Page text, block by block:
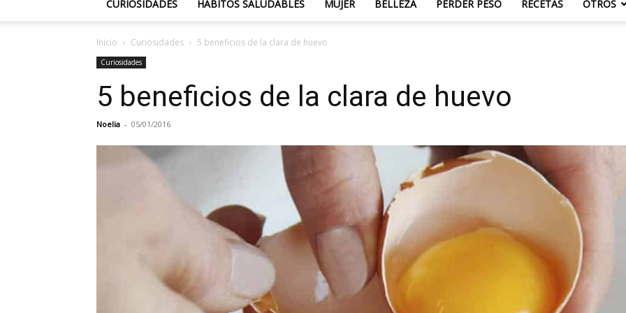
CURIOSIDADES HÁBITOS SALUDABLES MUJER BELLEZA PERDER PESO RECETAS OTROS
Inicio Curiosidades 5 beneficios de la clara de huevo
Curiosidades
5 beneficios de la clara de huevo
Noelia - 05/01/2016